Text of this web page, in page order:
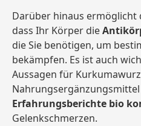
Darüber hinaus ermöglicht
dass Ihr Körper die
die Sie benötigen, um
bekämpfen. Es ist auch
Aussagen für
Erfahrungsberichte bio
Gelenkschmerzen.